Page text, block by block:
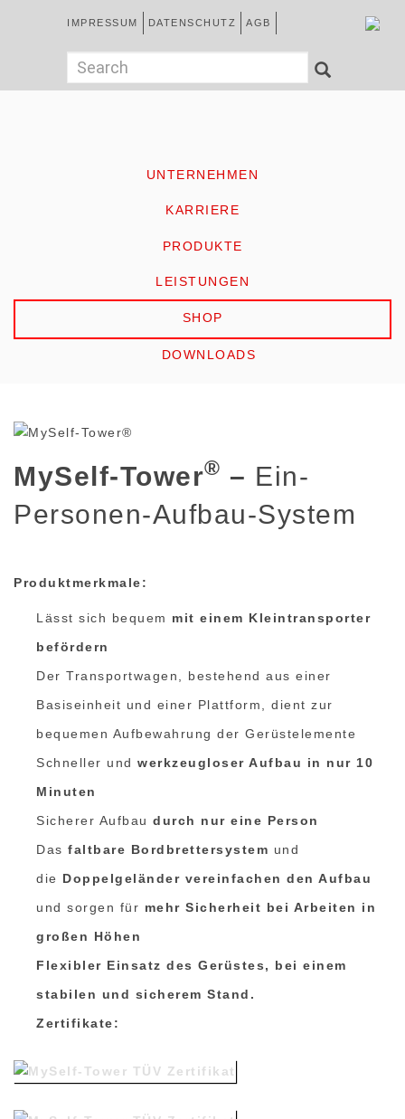
Kopfzeile
IMPRESSUM DATENSCHUTZ AGB
Suchformular
Search SEARCH
UNTERNEHMEN
KARRIERE
PRODUKTE
LEISTUNGEN
SHOP
DOWNLOADS
MySelf-Tower® – Ein-
Personen-Aufbau-System
Produktmerkmale:
Lässt sich bequem mit einem Kleintransporter
befördern
Der Transportwagen, bestehend aus einer
Basiseinheit und einer Plattform, dient zur
bequemen Aufbewahrung der Gerüstelemente
Schneller und werkzeugloser Aufbau in nur 10
Minuten
Sicherer Aufbau durch nur eine Person
Das faltbare Bordbrettersystem und
die Doppelgeländer vereinfachen den Aufbau
und sorgen für mehr Sicherheit bei Arbeiten in
großen Höhen
Flexibler Einsatz des Gerüstes, bei einem
stabilen und sicherem Stand .
Zertifikate: